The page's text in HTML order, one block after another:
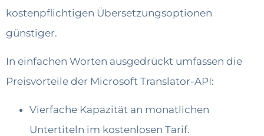
kostenpflichtigen Übersetzungsoptionen
günstiger.
In einfachen Worten ausgedrückt umfassen die
Preisvorteile der Microsoft Translator-API:
Vierfache Kapazität an monatlichen
Untertiteln im kostenlosen Tarif.